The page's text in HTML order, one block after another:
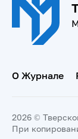
О Журнале
2026 ©
При